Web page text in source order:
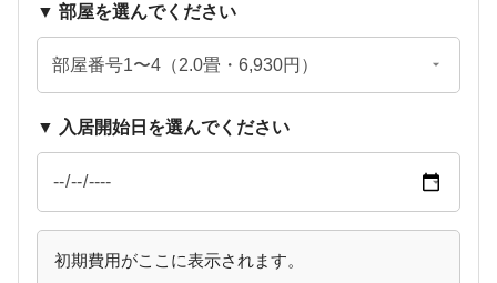
▼ 部屋を選んでください
▼ 入居開始日を選んでください
初期費用がここに表示されます。